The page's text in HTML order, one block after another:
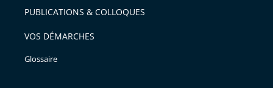
PUBLICATIONS & COLLOQUES
VOS DÉMARCHES
Glossaire